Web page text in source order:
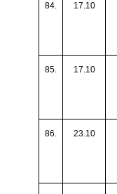
84. 17.10
85. 17.10
86. 23.10